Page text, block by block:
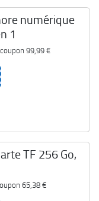
numérique
1
99,99 €
TF 256 Go,
65,38 €